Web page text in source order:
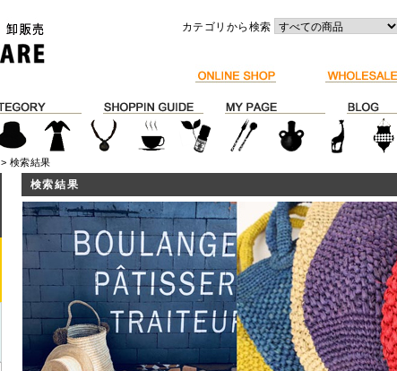
カテゴリから検索
> 検索結果
検索結果